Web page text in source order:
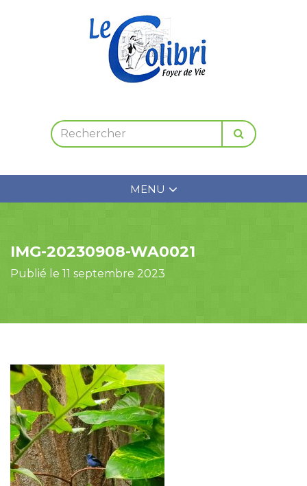
MENU
IMG-20230908-WA0021
Publié le 11 septembre 2023